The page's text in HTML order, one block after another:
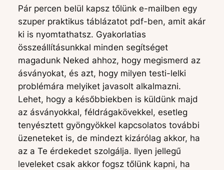
Pár percen belül kapsz tőlünk e-mailben egy
szuper praktikus táblázatot pdf-ben, amit akár
ki is nyomtathatsz. Gyakorlatias
összeállításunkkal minden segítséget
magadunk Neked ahhoz, hogy megismerd az
ásványokat, és azt, hogy milyen testi-lelki
problémára melyiket javasolt alkalmazni.
Lehet, hogy a későbbiekben is küldünk majd
az ásványokkal, féldrágakövekkel, esetleg
tenyésztett gyöngyökkel kapcsolatos további
üzeneteket is, de mindezt kizárólag akkor, ha
az a Te érdekedet szolgálja. Ilyen jellegű
leveleket csak akkor fogsz tőlünk kapni, ha